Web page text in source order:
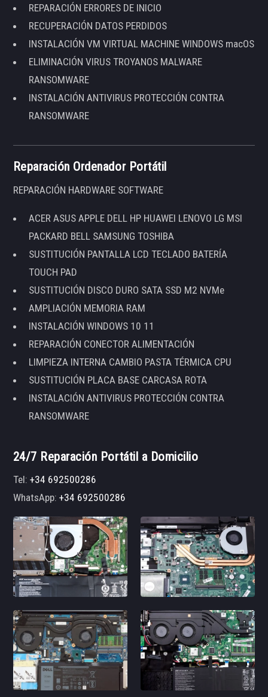
REPARACIÓN ERRORES DE INICIO
RECUPERACIÓN DATOS PERDIDOS
INSTALACIÓN VM VIRTUAL MACHINE WINDOWS macOS
ELIMINACIÓN VIRUS TROYANOS MALWARE
RANSOMWARE
INSTALACIÓN ANTIVIRUS PROTECCIÓN CONTRA
RANSOMWARE
Reparación Ordenador Portátil
REPARACIÓN HARDWARE SOFTWARE
ACER ASUS APPLE DELL HP HUAWEI LENOVO LG MSI
PACKARD BELL SAMSUNG TOSHIBA
SUSTITUCIÓN PANTALLA LCD TECLADO BATERÍA
TOUCH PAD
SUSTITUCIÓN DISCO DURO SATA SSD M2 NVMe
AMPLIACIÓN MEMORIA RAM
INSTALACIÓN WINDOWS 10 11
REPARACIÓN CONECTOR ALIMENTACIÓN
LIMPIEZA INTERNA CAMBIO PASTA TÉRMICA CPU
SUSTITUCIÓN PLACA BASE CARCASA ROTA
INSTALACIÓN ANTIVIRUS PROTECCIÓN CONTRA
RANSOMWARE
24/7 Reparación Portátil a Domicilio
Tel:+34 692500286
WhatsApp:+34 692500286